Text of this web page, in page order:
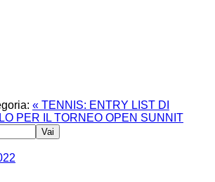
« TENNIS: ENTRY LIST DI
PER IL TORNEO OPEN SUNNIT